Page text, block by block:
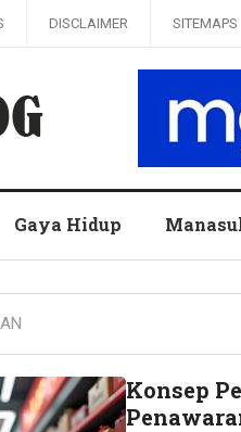
DISCLAIMER SITEMAPS
Gaya Hidup
Konsep